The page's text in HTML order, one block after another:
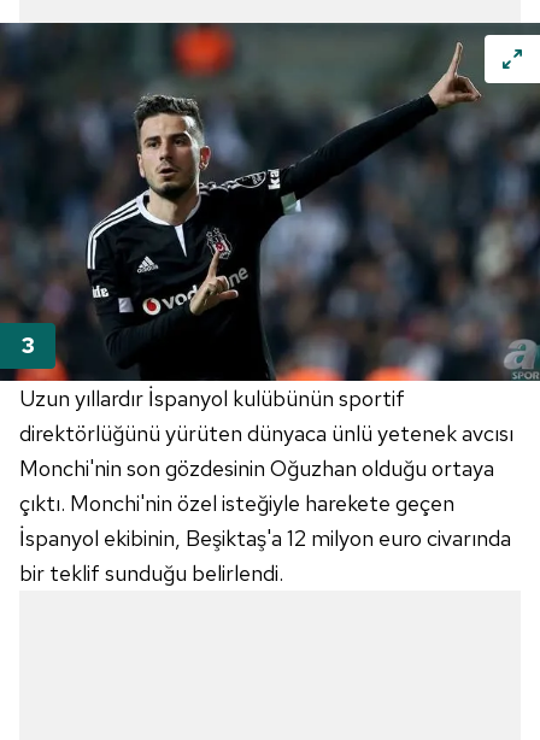
Uzun yıllardır İspanyol kulübünün sportif
direktörlüğünü yürüten dünyaca ünlü yetenek avcısı
Monchi'nin son gözdesinin Oğuzhan olduğu ortaya
çıktı. Monchi'nin özel isteğiyle harekete geçen
İspanyol ekibinin, Beşiktaş'a 12 milyon euro civarında
bir teklif sunduğu belirlendi.